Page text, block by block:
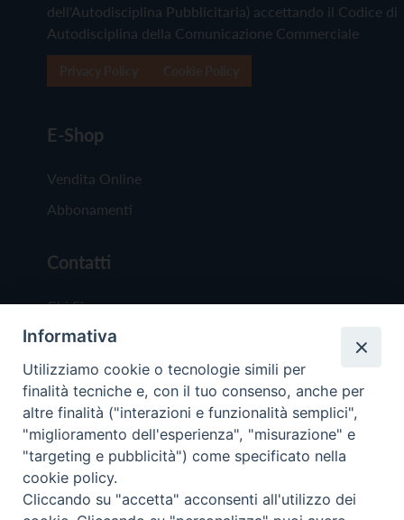
dell'Autodisciplina Pubblicitaria) accettando il Codice di
Autodisciplina della Comunicazione Commerciale
E-Shop
Vendita Online
Abbonamenti
Contatti
Chi Siamo
Redazione
Scrivici
Copyright © 2019 - Tutti i diritti riservati - Vita
Trentina Editrice
Informativa
Utilizziamo cookie o tecnologie simili per
finalità tecniche e, con il tuo consenso, anche per
altre finalità ("interazioni e funzionalità semplici",
"miglioramento dell'esperienza", "misurazione" e
"targeting e pubblicità") come specificato nella
cookie policy.
Cliccando su "accetta" acconsenti all'utilizzo dei